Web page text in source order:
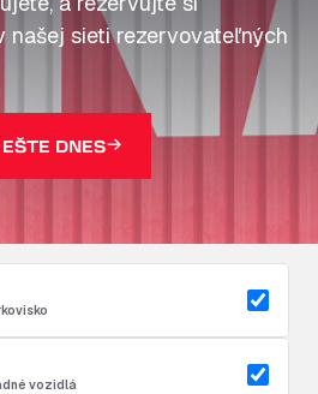
našej sieti rezervovateľných
DNES
vozidlá